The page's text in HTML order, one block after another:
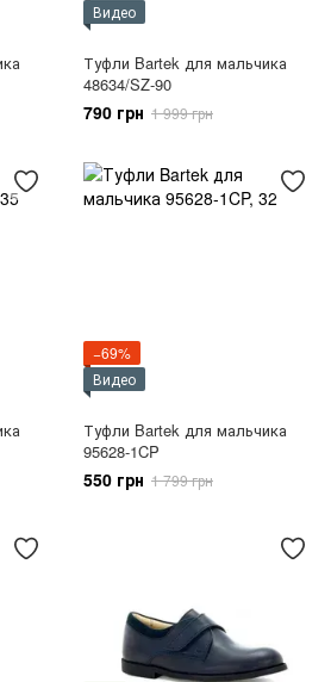
Видео
Туфли Bartek для мальчика
48634/SZ-90
790 грн 1 999 грн
−69%
Видео
Туфли Bartek для мальчика
95628-1CP
550 грн 1 799 грн